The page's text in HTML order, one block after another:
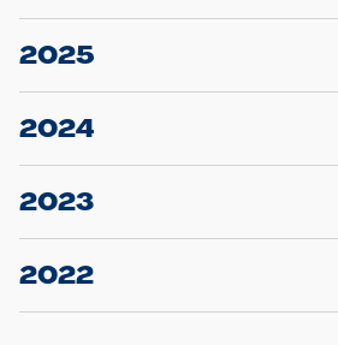
2025
23.12.2025
Projekt S5: Start der
2024
10.12.2024
Großprojekt S5: Sperrung
2023
20.12.2023
Schleswig-Holstein
2022
22.12.2022